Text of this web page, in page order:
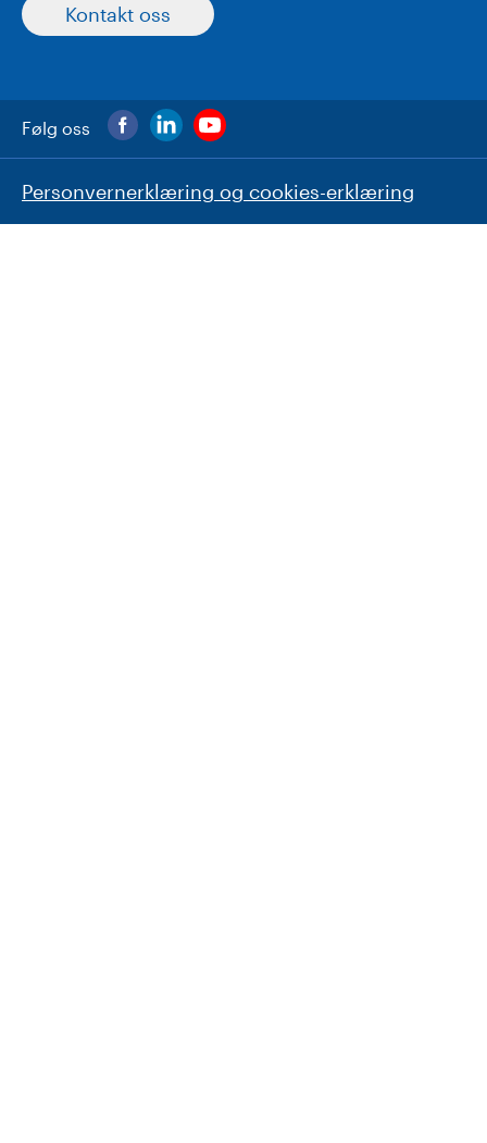
Kontakt oss
Personvernerklæring og cookies-erklæring
Følg oss